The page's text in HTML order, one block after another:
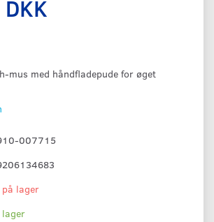
mus med håndfladepude for øget
007715
på lager
lager